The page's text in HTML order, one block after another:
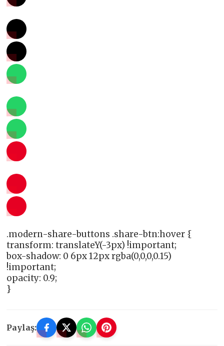
.modern-share-buttons .share-btn:hover {
transform: translateY(-3px) !important;
box-shadow: 0 6px 12px rgba(0,0,0,0.15)
!important;
opacity: 0.9;
}
Paylaş: